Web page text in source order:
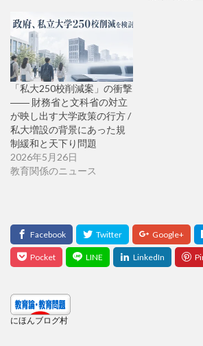
「私大250校削減案」の衝撃
―― 財務省と文科省の対立
が映し出す大学政策の行方 /
私大増設の背景にあった規
制緩和と天下り問題
2026年5月26日
教育関係のニュース
にほんブログ村